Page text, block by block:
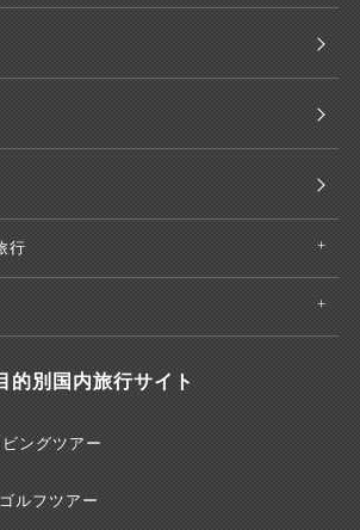
行
的別国内旅行サイト
ングツアー
ルフツアー